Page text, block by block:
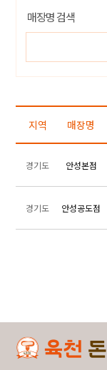
매장명 검색
지역 매장명
경기도 안성본점
경기도 안성공도점